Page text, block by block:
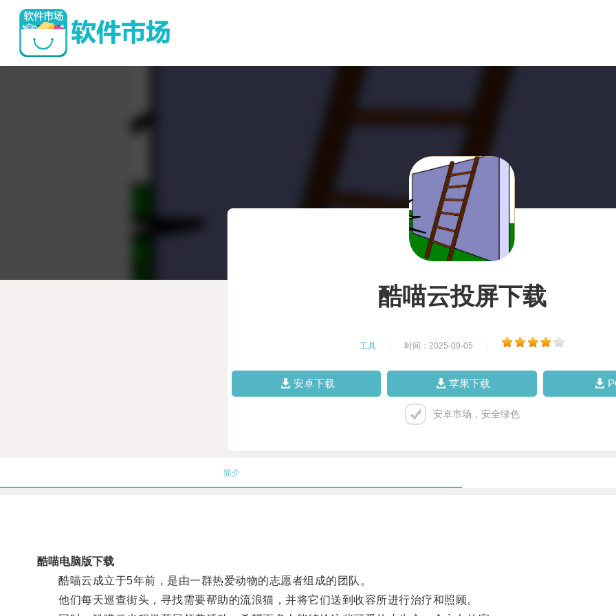
酷喵云投屏下载
工具 时间：2025-09-05
安卓下载 苹果下载
安卓市场，安全绿色
简介
酷喵电脑版下载
酷喵云成立于5年前，是由一群热爱动物的志愿者组成的团队。
他们每天巡查街头，寻找需要帮助的流浪猫，并将它们送到收容所进行治疗和照顾。